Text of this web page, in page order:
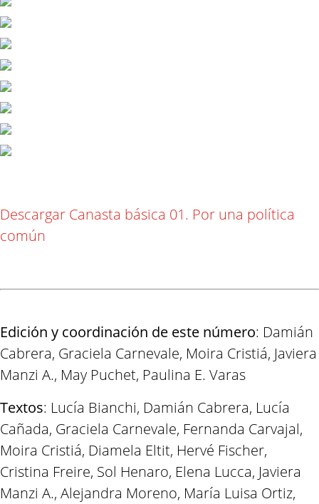
Descargar Canasta básica 01. Por una política
común
Edición y coordinación de este número: Damián
Cabrera, Graciela Carnevale, Moira Cristiá, Javiera
Manzi A., May Puchet, Paulina E. Varas
Textos: Lucía Bianchi, Damián Cabrera, Lucía
Cañada, Graciela Carnevale, Fernanda Carvajal,
Moira Cristiá, Diamela Eltit, Hervé Fischer,
Cristina Freire, Sol Henaro, Elena Lucca, Javiera
Manzi A., Alejandra Moreno, María Luisa Ortiz,